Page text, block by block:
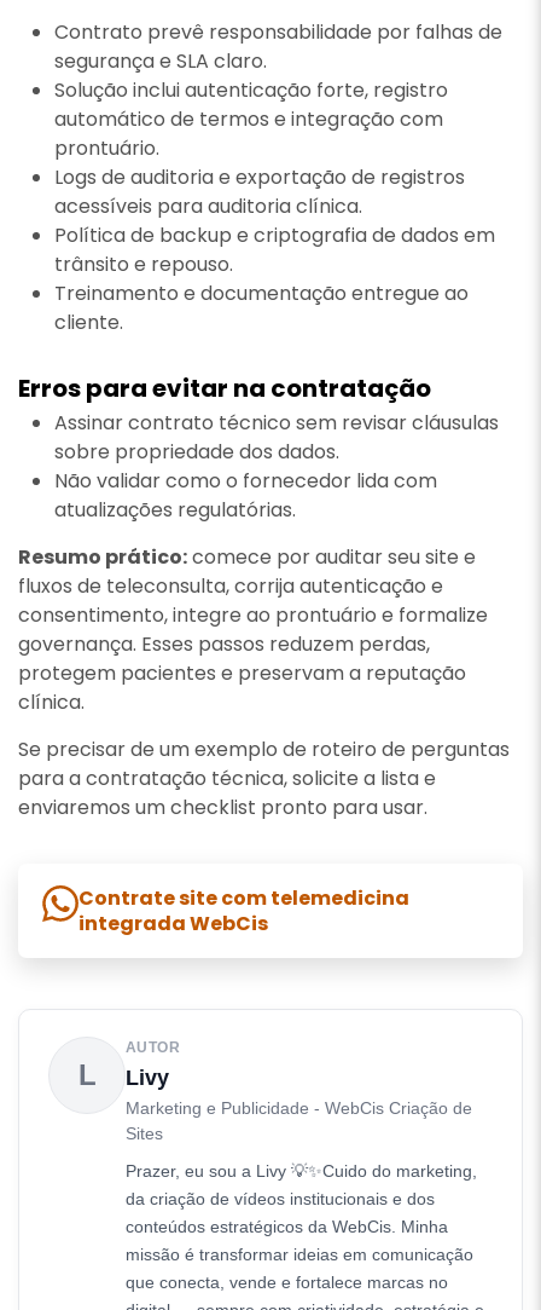
Contrato prevê responsabilidade por falhas de
segurança e SLA claro.
Solução inclui autenticação forte, registro
automático de termos e integração com
prontuário.
Logs de auditoria e exportação de registros
acessíveis para auditoria clínica.
Política de backup e criptografia de dados em
trânsito e repouso.
Treinamento e documentação entregue ao
cliente.
Erros para evitar na contratação
Assinar contrato técnico sem revisar cláusulas
sobre propriedade dos dados.
Não validar como o fornecedor lida com
atualizações regulatórias.
Resumo prático:comece por auditar seu site e
fluxos de teleconsulta, corrija autenticação e
consentimento, integre ao prontuário e formalize
governança. Esses passos reduzem perdas,
protegem pacientes e preservam a reputação
clínica.
Se precisar de um exemplo de roteiro de perguntas
para a contratação técnica, solicite a lista e
enviaremos um checklist pronto para usar.
Contrate site com telemedicina
integrada WebCis
L
AUTOR
Livy
Marketing e Publicidade - WebCis Criação de
Sites
Prazer, eu sou a Livy 💡✨Cuido do marketing,
da criação de vídeos institucionais e dos
conteúdos estratégicos da WebCis. Minha
missão é transformar ideias em comunicação
que conecta, vende e fortalece marcas no